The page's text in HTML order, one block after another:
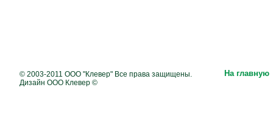
© 2003-2011 ООО "Клевер" Все права защищены.
Дизайн ООО Клевер ©
На главную